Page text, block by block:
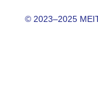
© 2023–2025